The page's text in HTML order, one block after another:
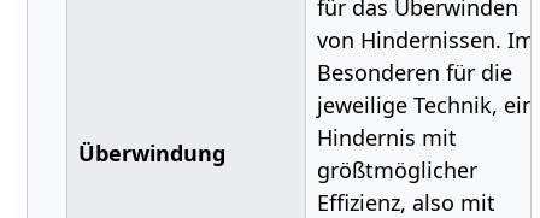
Überwindung
für das Überwinden
von Hindernissen. Im
Besonderen für die
jeweilige Technik, ein
Hindernis mit
größtmöglicher
Effizienz, also mit